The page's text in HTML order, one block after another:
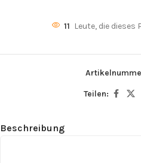
11 Leute, die
Teilen:
Beschreibung